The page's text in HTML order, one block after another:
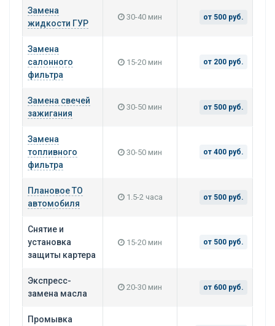
Замена
жидкости ГУР
30-40 мин от 500 руб.
Замена
салонного
фильтра
15-20 мин от 200 руб.
Замена свечей
зажигания
30-50 мин от 500 руб.
Замена
топливного
фильтра
30-50 мин от 400 руб.
Плановое ТО
автомобиля
1.5-2 часа от 500 руб.
Снятие и
установка
защиты картера
15-20 мин от 500 руб.
Экспресс-
замена масла
20-30 мин от 600 руб.
Промывка